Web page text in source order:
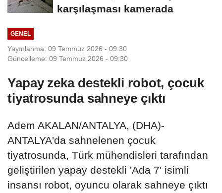
karşılaşması kamerada
GENEL
Yayınlanma: 09 Temmuz 2026 - 09:30
Güncelleme: 09 Temmuz 2026 - 09:30
Yapay zeka destekli robot, çocuk
tiyatrosunda sahneye çıktı
Adem AKALAN/ANTALYA, (DHA)-
ANTALYA'da sahnelenen çocuk
tiyatrosunda, Türk mühendisleri tarafından
geliştirilen yapay destekli 'Ada 7' isimli
insansı robot, oyuncu olarak sahneye çıktı